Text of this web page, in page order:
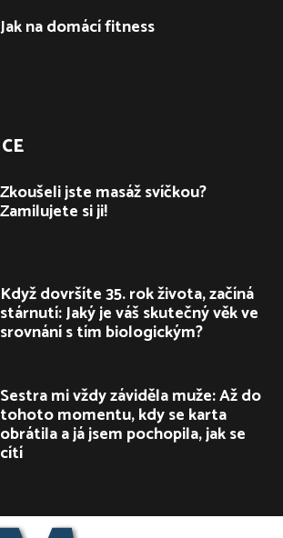
Jak na domácí fitness
Zkoušeli jste masáž svíčkou?
Zamilujete si ji!
Když dovršíte 35. rok života, začíná
stárnutí: Jaký je váš skutečný věk ve
srovnání s tím biologickým?
Sestra mi vždy záviděla muže: Až do
tohoto momentu, kdy se karta
obrátila a já jsem pochopila, jak se
cítí